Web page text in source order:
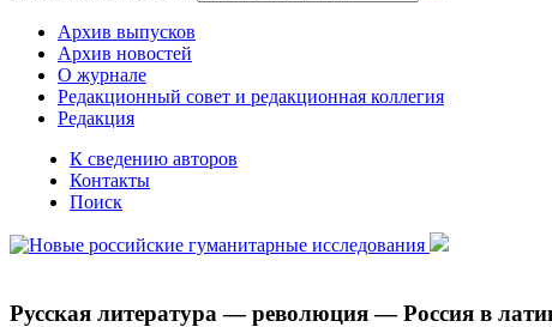
Архив выпусков
Архив новостей
О журнале
Редакционный совет и редакционная коллегия
Редакция
К сведению авторов
Контакты
Поиск
Русская литература — революция — Россия в